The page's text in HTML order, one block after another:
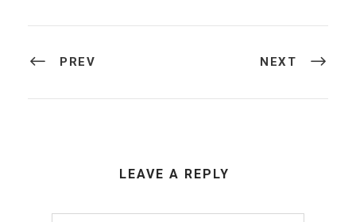
PREV NEXT
LEAVE A REPLY